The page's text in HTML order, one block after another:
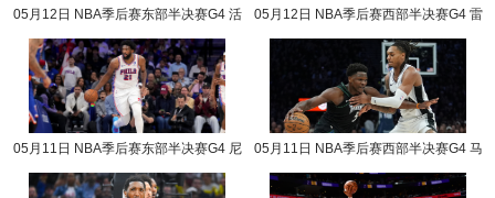
05月12日 NBA季后赛东部半决赛G4 活
05月12日 NBA季后赛西部半决赛G4 雷
05月11日 NBA季后赛东部半决赛G4 尼
05月11日 NBA季后赛西部半决赛G4 马